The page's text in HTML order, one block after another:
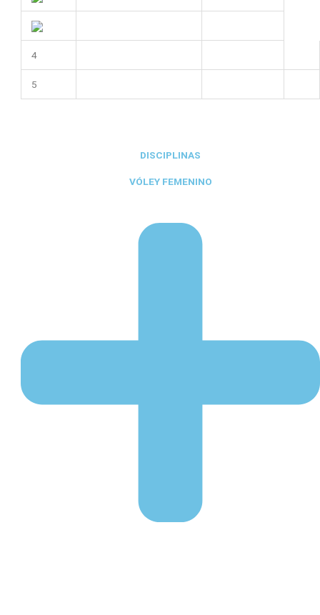
4
5
DISCIPLINAS
VÓLEY FEMENINO